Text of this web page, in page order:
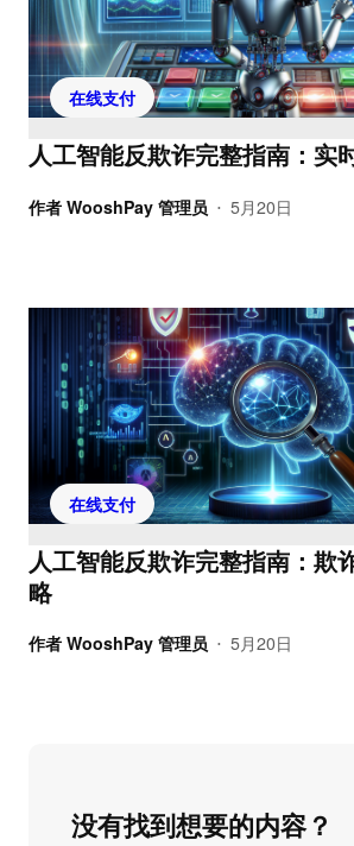
在线支付
人工智能反欺诈完整指南：实
作者 WooshPay 管理员 • 5月20日
在线支付
人工智能反欺诈完整指南：欺
略
作者 WooshPay 管理员 • 5月20日
没有找到想要的内容？